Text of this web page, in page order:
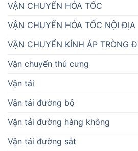
VẬN CHUYỂN HỎA TỐC
VẬN CHUYỂN HỎA TỐC NỘI ĐỊA
VẬN CHUYỂN KÍNH ÁP TRÒNG
Vận chuyển thú cưng
Vận tải
Vận tải đường bộ
Vận tải đường hàng không
Vận tải đường sắt